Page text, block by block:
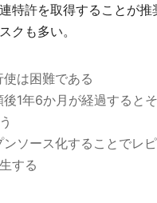
特許を取得することが推
クも多い。
は困難である
1年6か月が経過すると
ソース化することでレ
する